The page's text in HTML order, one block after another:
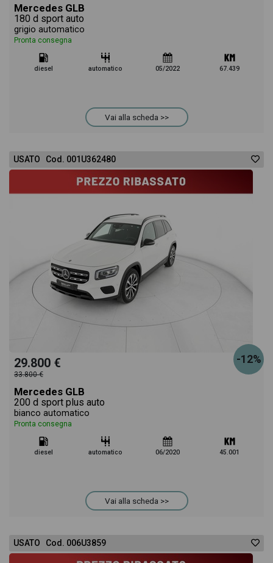
Mercedes GLB
180 d sport auto
grigio automatico
Pronta consegna
diesel automatico 05/2022 67.439
Vai alla scheda >>
USATO Cod. 001U362480
-12%
29.800 €
33.800 €
Mercedes GLB
200 d sport plus auto
bianco automatico
Pronta consegna
diesel automatico 06/2020 45.001
Vai alla scheda >>
USATO Cod. 006U3859